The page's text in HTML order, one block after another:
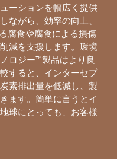
ーションを幅広く提供
ながら、効率の向上、
腐食や腐食による損傷
減を支援します。環境
ロジー™製品はより良
すると、インターセプ
素排出量を低減し、製
ます。簡単に言うとイ
球にとっても、お客様